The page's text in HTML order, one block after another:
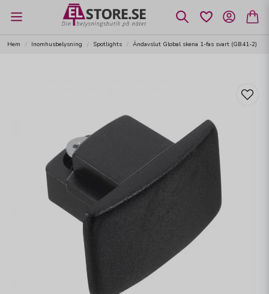
Hem Inomhusbelysning Spotlights Ändavslut Global skena 1-fas svart (GB41-2)